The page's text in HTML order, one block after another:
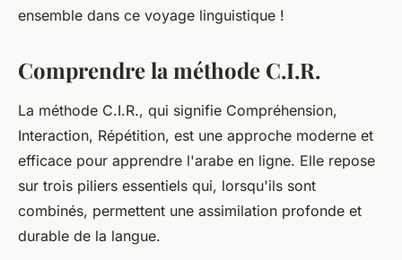
ensemble dans ce voyage linguistique !
Comprendre la méthode C.I.R.
La méthode C.I.R., qui signifie Compréhension,
Interaction, Répétition, est une approche moderne et
efficace pour apprendre l'arabe en ligne. Elle repose
sur trois piliers essentiels qui, lorsqu'ils sont
combinés, permettent une assimilation profonde et
durable de la langue.